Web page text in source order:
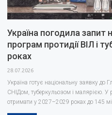
Україна погодила запит
програм протидії ВІЛ і
роках
28.07.2026
Україна готує національну заявку до
СНІДом, туберкульозом і малярією. У
отримати у 2027–2029 роках до 145